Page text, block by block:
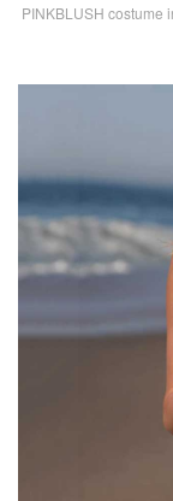
PINKBLUSH costume